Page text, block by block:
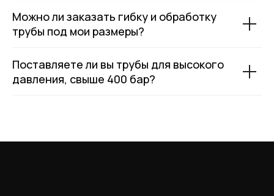
Можно ли заказать гибку и обработку
трубы под мои размеры?
Поставляете ли вы трубы для высокого
давления, свыше 400 бар?
Поставщики
Каталог
Контакты
КОНТАКТЫ
info@evrasiaes.ru